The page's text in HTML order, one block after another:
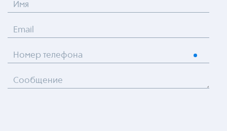
Имя
Email
Номер телефона
Сообщение